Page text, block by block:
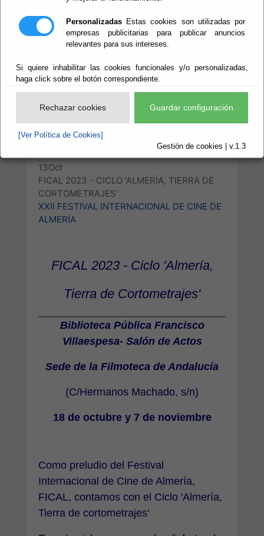
Personalizadas Estas cookies son utilizadas por
empresas publicitarias para publicar anuncios
relevantes para sus intereses.
Si quiere inhabilitar las cookies funcionales y/o personalizadas,
haga click sobre el botón correspondiente.
Rechazar cookies Guardar configuración
[Ver Política de Cookies]
Gestión de cookies | v.1.3
CORTOMETRAJES'
Escuchar
13Oct
FICAL 2023 - CICLO 'ALMERÍA, TIERRA DE
CORTOMETRAJES'
XXII FESTIVAL INTERNACIONAL DE CINE DE
ALMERÍA
FICAL 2023 - Ciclo 'Almería,
Tierra de Cortometrajes'
Biblioteca Pública Francisco
Villaespesa- Salón de Actos
Sede de la Filmoteca de Andalucía
(C/Hermanos Machado, s/n)
18 de octubre y 7 de noviembre
Como preludio del Festival
Internacional de Cine de Almería,
FICAL, contamos con el Ciclo 'Almería,
Tierra de cortometrajes'